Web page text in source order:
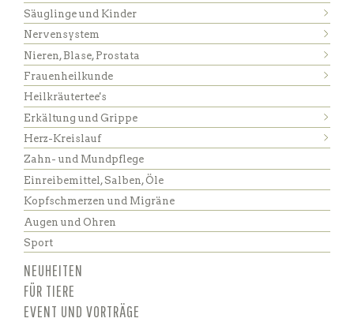
Säuglinge und Kinder
Nervensystem
Nieren, Blase, Prostata
Frauenheilkunde
Heilkräutertee's
Erkältung und Grippe
Herz-Kreislauf
Zahn- und Mundpflege
Einreibemittel, Salben, Öle
Kopfschmerzen und Migräne
Augen und Ohren
Sport
NEUHEITEN
FÜR TIERE
EVENT UND VORTRÄGE